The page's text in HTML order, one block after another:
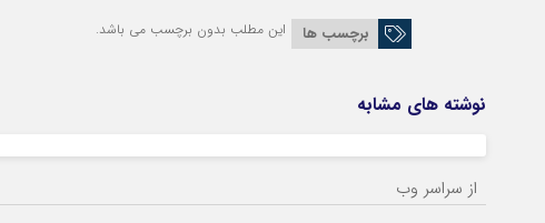
برچسب ها این مطلب بدون برچسب می باشد.
نوشته های مشابه
از سراسر وب